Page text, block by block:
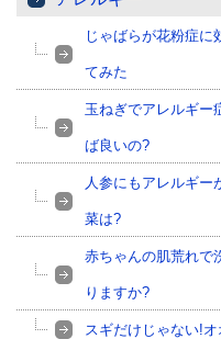
じゃばらが花粉症
てみた
玉ねぎでアレルギー
ば良いの?
人参にもアレルギー
菜は?
赤ちゃんの肌荒れで
りますか?
スギだけじゃない!